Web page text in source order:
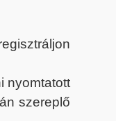
nyomtatott
szereplő